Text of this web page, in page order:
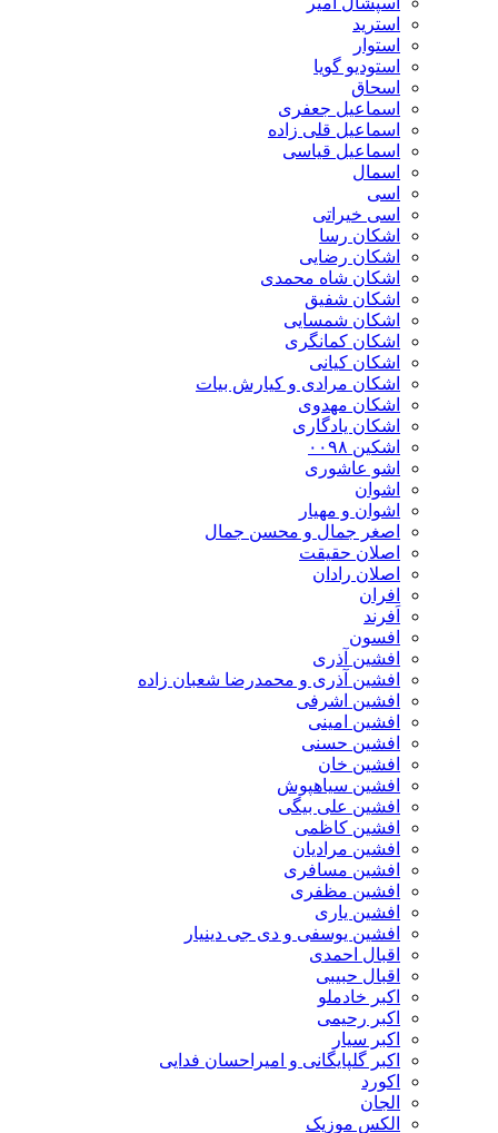
استرید
استوار
استودیو گویا
اسحاق
اسماعیل جعفری
اسماعیل قلی زاده
اسماعیل قیاسی
اسمال
اسی
اسی خیراتی
اشکان رسا
اشکان رضایی
اشکان شاه محمدی
اشکان شفیق
اشکان شمسایی
اشکان‌ کمانگری
اشکان کیانی
اشکان مرادی و کیارش بیات
اشکان مهدوی
اشکان یادگاری
اشکین ۰۰۹۸
اشو عاشوری
اشوان
اشوان و مهیار
اصغر جمال و محسن جمال
اصلان حقیقت
اصلان رادان
افران
اَفرند
افسون
افشین آذری
افشین آذری و محمدرضا شعبان زاده
افشین اشرفی
افشین امینی
افشین حسنی
افشین خان
افشین سیاهپوش
افشین علی بیگی
افشین کاظمی
افشین مرادیان
افشین مسافری
افشین مظفری
افشین یاری
افشین یوسفی و دی جی دینیار
اقبال احمدی
اقبال حبیبی
اکبر خادملو
اکبر رحیمی
اکبر سیار
اکبر گلپایگانی و امیراحسان فدایی
اکورد
الجان
الکس موزیک